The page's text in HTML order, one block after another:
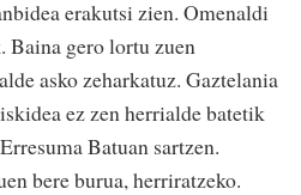
erakutsi zien. Omenaldi
Baina gero lortu zuen
asko zeharkatuz. Gaztelania
ez zen herrialde batetik
Batuan sartzen.
bere burua, herriratzeko.